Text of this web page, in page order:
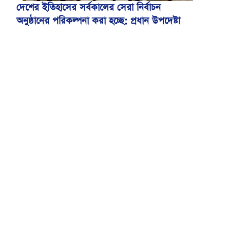
দেশের ইতিহাসের সর্বকালের সেরা নির্বাচন
অনুষ্ঠানের পরিকল্পনা করা হচ্ছে: প্রধান উপদেষ্টা